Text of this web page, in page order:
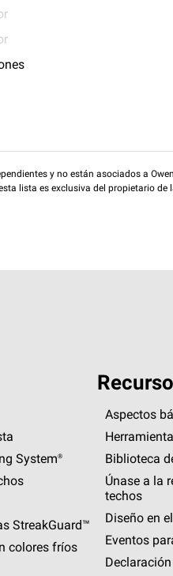
y no están asociados a
lista es exclusiva del propietario
System®
StreakGuard™
colores fríos
Aspectos
Biblioteca
Únase a la
techos
Diseño en
Eventos